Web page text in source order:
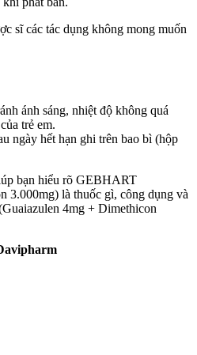
sĩ các tác dụng không mong muốn
ánh sáng, nhiệt độ không quá
trẻ em.
ngày hết hạn ghi trên bao bì (hộp
bạn hiểu rõ GEBHART
3.000mg) là thuốc gì, công dụng và
4mg + Dimethicon